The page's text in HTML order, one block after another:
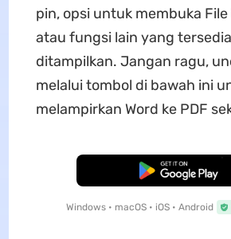
pin, opsi untuk membuka
atau fungsi lain yang
ditampilkan. Jangan ragu,
melalui tombol di bawah ini
melampirkan Word ke PDF
Unduh Gratis
Windows • macOS • iOS • Android